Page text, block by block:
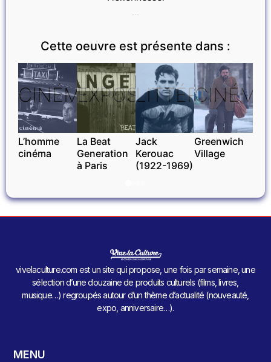
Cette oeuvre est présente dans :
CINÉMA
L’homme
cinéma
EXPOSITIONS
La Beat
Generation
à Paris
LITTÉRATURE
Jack
Kerouac
(1922-1969)
CINÉMA
Greenwich
Village
vivelaculture.com est un site qui propose, une fois par semaine, une
sélection d’une douzaine de produits culturels (films, livres,
musique…) regroupés autour d’un thème d’actualité (nouveauté,
expo, anniversaire…).
MENU